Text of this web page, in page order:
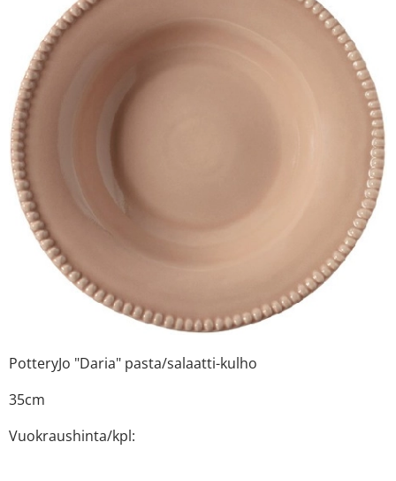
PotteryJo "Daria" pasta/salaatti-kulho
35cm
Vuokraushinta/kpl: